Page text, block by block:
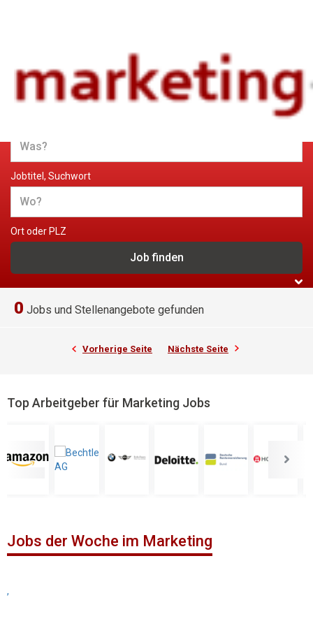
Jobs und Stellenangebote im
Marketing
Jobtitel, Suchwort
Ort oder PLZ
0 Jobs und Stellenangebote gefunden
Vorherige Seite Nächste Seite
Top Arbeitgeber für Marketing Jobs
Jobs der Woche im Marketing
,